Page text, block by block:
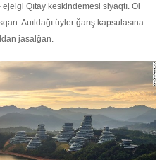
Qıtay keskindemesi siyaqtı. Ol
Auıldağı üyler ğarış kapsulasına
jasalğan.